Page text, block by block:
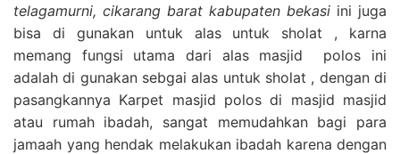
telagamurni, cikarang barat kabupaten bekasi ini juga
bisa di gunakan untuk alas untuk sholat , karna
memang fungsi utama dari alas masjid polos ini
adalah di gunakan sebgai alas untuk sholat , dengan di
pasangkannya Karpet masjid polos di masjid masjid
atau rumah ibadah, sangat memudahkan bagi para
jamaah yang hendak melakukan ibadah karena dengan